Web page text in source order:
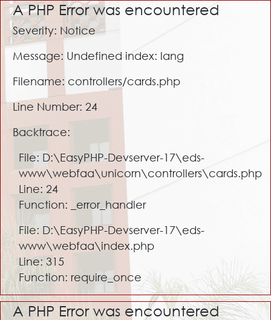
A PHP Error was encountered
Severity: Notice
Message: Undefined index: lang
Filename: controllers/cards.php
Line Number: 24
Backtrace:
File: D:\EasyPHP-Devserver-17\eds-
www\webfaa\unicorn\controllers\cards.php
Line: 24
Function: _error_handler
File: D:\EasyPHP-Devserver-17\eds-
www\webfaa\index.php
Line: 315
Function: require_once
A PHP Error was encountered